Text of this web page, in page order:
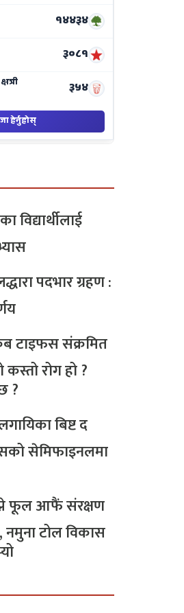
विद्यार्थीलाई
पदभार ग्रहण :
टाइफस संक्रमित
रोग हो ?
?
बिष्ट द
सेमिफाइनलमा
फूल आफैं संरक्षण
नमुना टोल विकास